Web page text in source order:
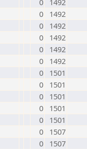
0
1492
0
1492
0
1492
0
1492
0
1492
0
1492
0
1501
0
1501
0
1501
0
1501
0
1501
0
1507
0
1507